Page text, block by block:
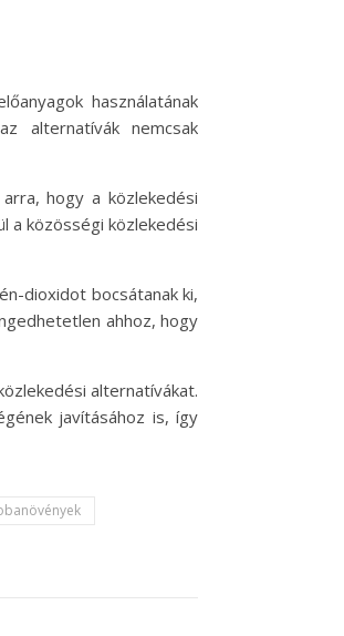
használatának
alternatívák nemcsak
hogy a közlekedési
a közösségi közlekedési
dioxidot bocsátanak ki,
ahhoz, hogy
alternatívákat.
javításához is, így